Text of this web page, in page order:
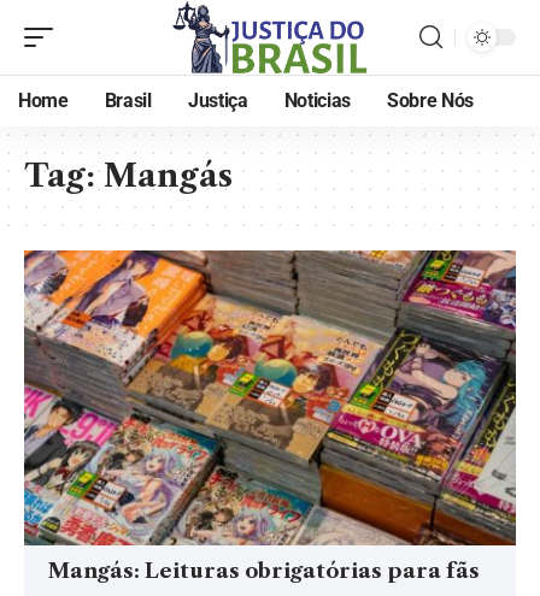
Home Brasil Justiça Noticias Sobre Nós
Tag:Mangás
Mangás: Leituras obrigatórias para fãs